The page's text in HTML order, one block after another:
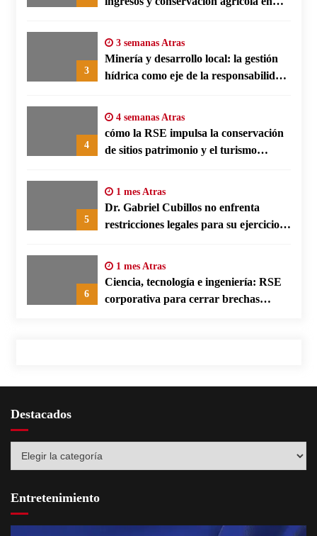
3
3 semanas Atras
Minería y desarrollo local: la gestión
hídrica como eje de la responsabilidad
4
4 semanas Atras
cómo la RSE impulsa la conservación
de sitios patrimonio y el turismo
5
1 mes Atras
Dr. Gabriel Cubillos no enfrenta
restricciones legales para su ejercicio,
6
1 mes Atras
Ciencia, tecnología e ingeniería: RSE
corporativa para cerrar brechas
Destacados
Entretenimiento